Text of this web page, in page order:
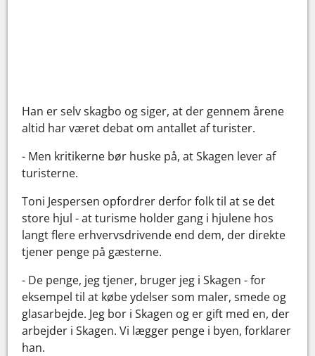
Han er selv skagbo og siger, at der gennem årene
altid har været debat om antallet af turister.
- Men kritikerne bør huske på, at Skagen lever af
turisterne.
Toni Jespersen opfordrer derfor folk til at se det
store hjul - at turisme holder gang i hjulene hos
langt flere erhvervsdrivende end dem, der direkte
tjener penge på gæsterne.
- De penge, jeg tjener, bruger jeg i Skagen - for
eksempel til at købe ydelser som maler, smede og
glasarbejde. Jeg bor i Skagen og er gift med en, der
arbejder i Skagen. Vi lægger penge i byen, forklarer
han.